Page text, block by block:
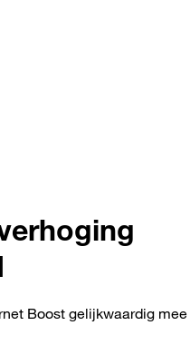
Boost gelijkwaardig mee